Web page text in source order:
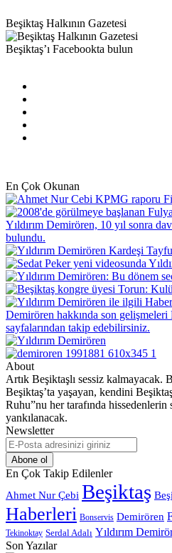
Beşiktaş Halkının Gazetesi
Beşiktaş’ı Facebookta bulun
En Çok Okunan
About
Artık Beşiktaşlı sessiz kalmayacak.
Beşiktaş’ta yaşayan, kendini
Ruhu”nu her tarafında hissedenlerin
yankılanacak.
Newsletter
E-
Posta
adresinizi
giriniz
En Çok Takip Edilenler
Ahmet Nur Çebi Beşiktaş
Haberleri Bonservis Demirören
Tekinoktay Serdal Adalı Yıldırım
Son Yazılar